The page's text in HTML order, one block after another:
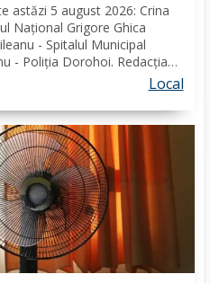
astăzi 5 august 2026: Crina
Național Grigore Ghica
- Spitalul Municipal
- Poliția Dorohoi. Redacția
La mulți ani!
din Dorohoi, la...
Local